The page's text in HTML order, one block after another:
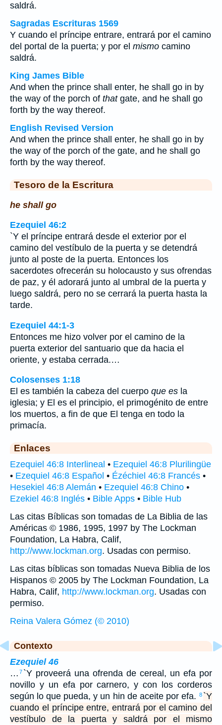
saldrá.
Sagradas Escrituras 1569
Y cuando el príncipe entrare, entrará por el camino
del portal de la puerta; y por el mismo camino
saldrá.
King James Bible
And when the prince shall enter, he shall go in by
the way of the porch of thatgate, and he shall go
forth by the way thereof.
English Revised Version
And when the prince shall enter, he shall go in by
the way of the porch of the gate, and he shall go
forth by the way thereof.
Tesoro de la Escritura
he shall go
Ezequiel 46:2
`Y el príncipe entrará desde el exterior por el
camino del vestíbulo de la puerta y se detendrá
junto al poste de la puerta. Entonces los
sacerdotes ofrecerán su holocausto y sus ofrendas
de paz, y él adorará junto al umbral de la puerta y
luego saldrá, pero no se cerrará la puerta hasta la
tarde.
Ezequiel 44:1-3
Entonces me hizo volver por el camino de la
puerta exterior del santuario que da hacia el
oriente, y estaba cerrada.…
Colosenses 1:18
El es también la cabeza del cuerpo que es la
iglesia; y El es el principio, el primogénito de entre
los muertos, a fin de que El tenga en todo la
primacía.
Enlaces
Ezequiel 46:8 Interlineal • Ezequiel 46:8 Plurilingüe
• Ezequiel 46:8 Español • Ézéchiel 46:8 Francés •
Hesekiel 46:8 Alemán • Ezequiel 46:8 Chino •
Ezekiel 46:8 Inglés • Bible Apps • Bible Hub
Las citas Bíblicas son tomadas de La Biblia de las
Américas © 1986, 1995, 1997 by The Lockman
Foundation, La Habra, Calif,
http://www.lockman.org. Usadas con permiso.
Las citas bíblicas son tomadas Nueva Biblia de los
Hispanos © 2005 by The Lockman Foundation, La
Habra, Calif, http://www.lockman.org. Usadas con
permiso.
Reina Valera Gómez (© 2010)
Contexto
Ezequiel 46
… 7 `Y proveerá una ofrenda de cereal, un efa por
novillo y un efa por carnero, y con los corderos
según lo que pueda, y un hin de aceite por efa. 8 `Y
cuando el príncipe entre, entrará por el camino del
vestíbulo de la puerta y saldrá por el mismo